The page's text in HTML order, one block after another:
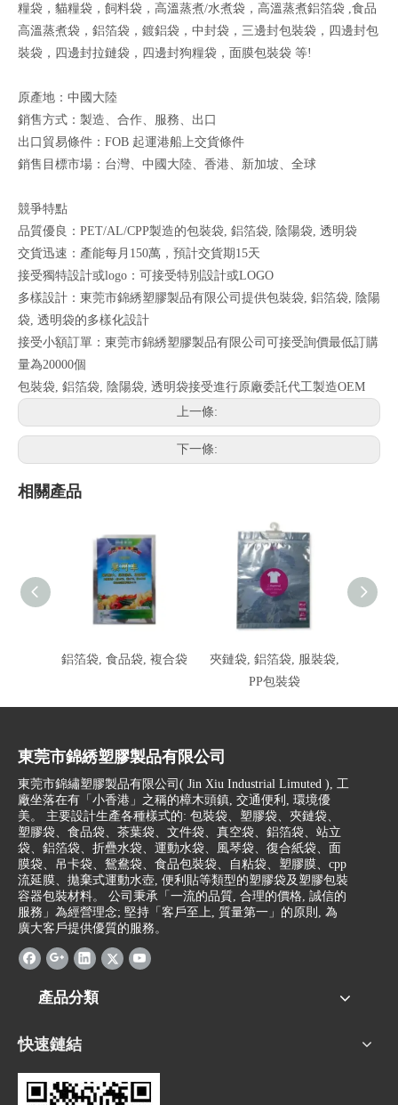
糧袋，貓糧袋，飼料袋，高溫蒸煮/水煮袋，高溫蒸煮鋁箔袋 ,食品
高溫蒸煮袋，鋁箔袋，鍍鋁袋，中封袋，三邊封包裝袋，四邊封包
裝袋，四邊封拉鏈袋，四邊封狗糧袋，面膜包裝袋 等!
原產地：中國大陸
銷售方式：製造、合作、服務、出口
出口貿易條件：FOB 起運港船上交貨條件
銷售目標市場：台灣、中國大陸、香港、新加坡、全球
競爭特點
品質優良：PET/AL/CPP製造的包裝袋, 鋁箔袋, 陰陽袋, 透明袋
交貨迅速：產能每月150萬，預計交貨期15天
接受獨特設計或logo：可接受特別設計或LOGO
多樣設計：東莞市錦綉塑膠製品有限公司提供包裝袋, 鋁箔袋, 陰陽
袋, 透明袋的多樣化設計
接受小額訂單：東莞市錦綉塑膠製品有限公司可接受詢價最低訂購
量為20000個
包裝袋, 鋁箔袋, 陰陽袋, 透明袋接受進行原廠委託代工製造OEM
上一條:
下一條:
相關產品
鋁箔袋, 食品袋, 複合袋
夾鏈袋, 鋁箔袋, 服裝袋,
PP包裝袋
東莞市錦綉塑膠製品有限公司
東莞市錦繡塑膠製品有限公司( Jin Xiu Industrial Limuted ) , 工
廠坐落在有「小香港」之稱的樟木頭鎮, 交通便利, 環境優
美。 主要設計生產各種樣式的: 包裝袋、塑膠袋、夾鏈袋、
塑膠袋、食品袋、茶葉袋、文件袋、真空袋、鋁箔袋、站立
袋、鋁箔袋、折疊水袋、運動水袋、風琴袋、復合紙袋、面
膜袋、吊卡袋、鴛鴦袋、食品包裝袋、自粘袋、塑膠膜、cpp
流延膜、拋棄式運動水壺, 便利貼等類型的塑膠袋及塑膠包裝
容器包裝材料。 公司秉承「一流的品質, 合理的價格, 誠信的
服務」為經營理念; 堅持「客戶至上, 質量第一」的原則, 為
廣大客戶提供優質的服務。
產品分類
快速鏈結